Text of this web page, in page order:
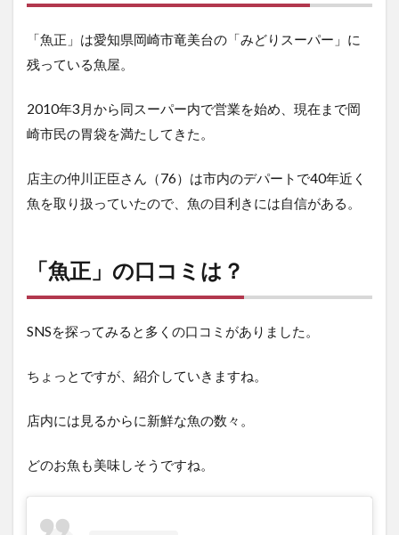
だ
「魚正」は愛知県岡崎市竜美台の「みどりスーパー」に
残っている魚屋。
2010年3月から同スーパー内で営業を始め、現在まで岡
崎市民の胃袋を満たしてきた。
店主の仲川正臣さん（76）は市内のデパートで40年近く
魚を取り扱っていたので、魚の目利きには自信がある。
「魚正」の口コミは？
SNSを探ってみると多くの口コミがありました。
ちょっとですが、紹介していきますね。
店内には見るからに新鮮な魚の数々。
どのお魚も美味しそうですね。